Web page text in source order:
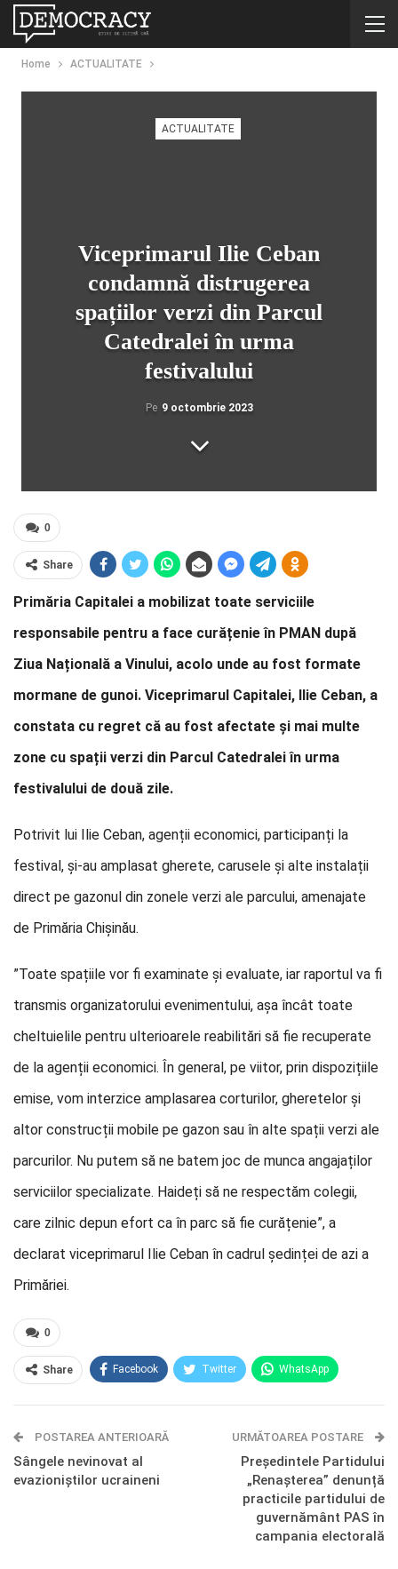
Home ACTUALITATE
ACTUALITATE
Viceprimarul Ilie Ceban
condamnă distrugerea
spațiilor verzi din Parcul
Catedralei în urma
festivalului
Pe 9 octombrie 2023
0
Share
Primăria Capitalei a mobilizat toate serviciile
responsabile pentru a face curățenie în PMAN după
Ziua Națională a Vinului, acolo unde au fost formate
mormane de gunoi. Viceprimarul Capitalei, Ilie Ceban, a
constata cu regret că au fost afectate și mai multe
zone cu spații verzi din Parcul Catedralei în urma
festivalului de două zile.
Potrivit lui Ilie Ceban, agenții economici, participanți la
festival, și-au amplasat gherete, carusele și alte instalații
direct pe gazonul din zonele verzi ale parcului, amenajate
de Primăria Chișinău.
”Toate spațiile vor fi examinate și evaluate, iar raportul va fi
transmis organizatorului evenimentului, așa încât toate
cheltuielile pentru ulterioarele reabilitări să fie recuperate
de la agenții economici. În general, pe viitor, prin dispozițiile
emise, vom interzice amplasarea corturilor, gheretelor și
altor construcții mobile pe gazon sau în alte spații verzi ale
parcurilor. Nu putem să ne batem joc de munca angajaților
serviciilor specializate. Haideți să ne respectăm colegii,
care zilnic depun efort ca în parc să fie curățenie”, a
declarat viceprimarul Ilie Ceban în cadrul ședinței de azi a
Primăriei.
0
Share Facebook Twitter WhatsApp
Telegram OK.ru
POSTAREA ANTERIOARĂ
Sângele nevinovat al
evazioniștilor ucraineni
URMĂTOAREA POSTARE
Președintele Partidului
„Renașterea” denunță
practicile partidului de
guvernământ PAS în
campania electorală